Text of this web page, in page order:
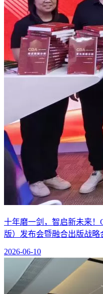
十年磨一剑，智启新未来
版）发布会暨融合出版战略
2026-06-10